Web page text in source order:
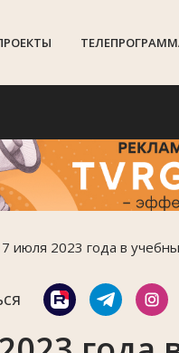
июля 2023 года в